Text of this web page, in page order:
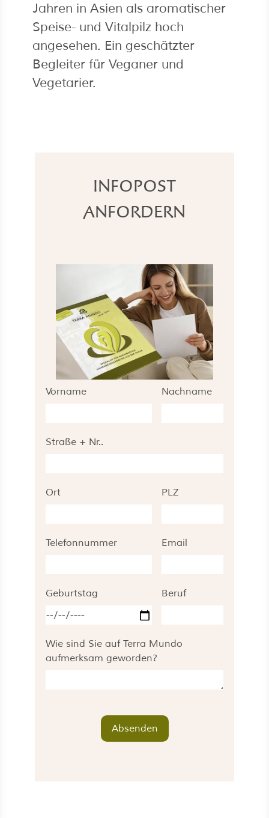
Jahren in Asien als aromatischer
Speise- und Vitalpilz hoch
angesehen. Ein geschätzter
Begleiter für Veganer und
Vegetarier.
INFOPOST
ANFORDERN
Vorname Nachname
Straße + Nr..
Ort PLZ
Telefonnummer Email
Geburtstag Beruf
Wie sind Sie auf Terra Mundo
aufmerksam geworden?
Absenden